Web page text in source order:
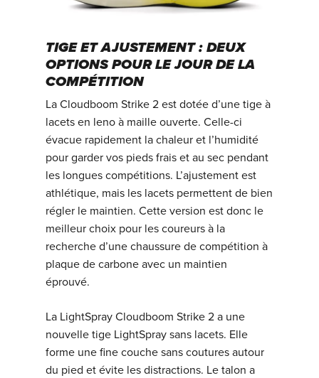
TIGE ET AJUSTEMENT : DEUX
OPTIONS POUR LE JOUR DE LA
COMPÉTITION
La Cloudboom Strike 2 est dotée d’une tige à
lacets en leno à maille ouverte. Celle-ci
évacue rapidement la chaleur et l’humidité
pour garder vos pieds frais et au sec pendant
les longues compétitions. L’ajustement est
athlétique, mais les lacets permettent de bien
régler le maintien. Cette version est donc le
meilleur choix pour les coureurs à la
recherche d’une chaussure de compétition à
plaque de carbone avec un maintien
éprouvé.
La LightSpray Cloudboom Strike 2 a une
nouvelle tige LightSpray sans lacets. Elle
forme une fine couche sans coutures autour
du pied et évite les distractions. Le talon a